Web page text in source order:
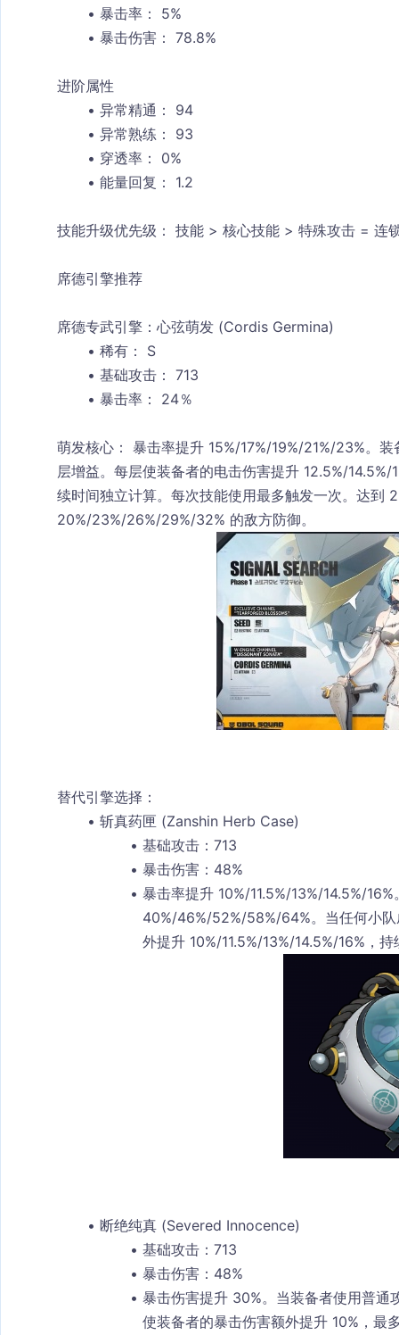
暴击率：
5%
暴击伤害： 78.8%
进阶属性
异常精通：
94
异常熟练：
93
穿透率：
0%
能量回复：
1.2
技能升级优先级： 技能 > 核心技能 > 特殊攻击 = 连
席德引擎推荐
席德专武引擎：心弦萌发 (Cordis Germina)
稀有：
S
基础攻击： 713
暴击率：
24％
萌发核心： 暴击率提升 15%/17%/19%/21%/23%。
层增益。每层使装备者的电击伤害提升 12.5%/
续时间独立计算。每次技能使用最多触发一次。达到
20%/23%/26%/29%/32% 的敌方防御。
替代引擎选择：
斩真药匣 (Zanshin Herb Case)
基础攻击：713
暴击伤害：48%
暴击率提升 10%/11.5%/13%/14.5%/
40%/46%/52%/58%/64%。当任何小
外提升 10%/11.5%/13%/14.5%/16%，
断绝纯真 (Severed Innocence)
基础攻击：713
暴击伤害：48%
暴击伤害提升 30%。当装备者使用普通
使装备者的暴击伤害额外提升 10%，